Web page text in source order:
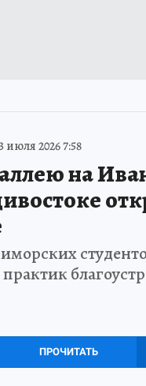
июля 2026 7:58
на
ПРОЧИТАТЬ